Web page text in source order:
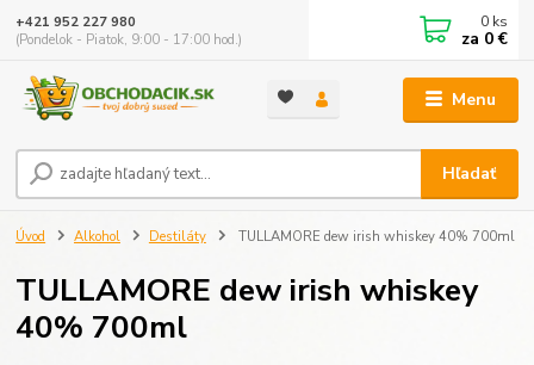
Menu
Hľadať
+421 952 227 980
(Pondelok - Piatok, 9:00 - 17:00 hod.)
0 ks
za 0 €
Úvod Alkohol Destiláty TULLAMORE dew irish whiskey 40% 700ml
TULLAMORE dew irish whiskey
40% 700ml